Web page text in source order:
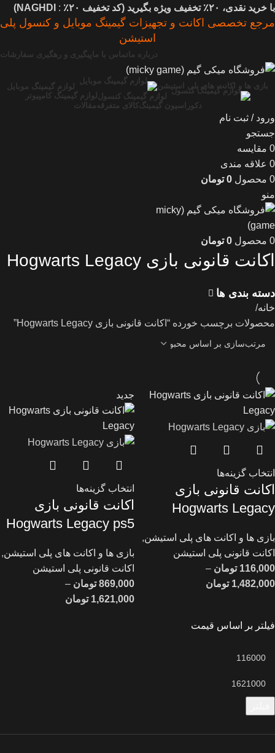
با خرید نقدی، ۲۰٪ تخفیف ویژه بگیرید ( کد تخفیف ۲۰٪ :
NAGHDI)
مرجع تخصصی اکانت و تجهیزات گیمینگ موبایل و کنسول پلی
استیشن
درباره ما تماس با ما پیگیری و رهگیری سفارشات
بازی ها و اکانت های پلی استیشن
لوازم گیمینگ موبایل
لوازم گیمینگ کنسول
لوازم گیمینگ کامپیوتر
دکوراسیون گیمینگکالای متفرقه مقالات
ورود / ثبت نام
جستجو
0 مقایسه
0 علاقه مندی
0 محصول 0 تومان
منو
0 محصول 0 تومان
اکانت قانونی بازی Hogwarts Legacy
دسته بندی ها
فیلتر بر اساس قیمت
خانه
محصولات برچسب خورده “اکانت قانونی بازی Hogwarts Legacy”
انتخاب گزینه‌ها
اکانت قانونی بازی
Hogwarts Legacy
بازی ها و اکانت های پلی استیشن,
اکانت قانونی پلی استیشن
116,000 تومان –
1,482,000 تومان
جدید
انتخاب گزینه‌ها
اکانت قانونی بازی
Hogwarts Legacy ps5
بازی ها و اکانت های پلی استیشن,
اکانت قانونی پلی استیشن
869,000 تومان –
1,621,000 تومان